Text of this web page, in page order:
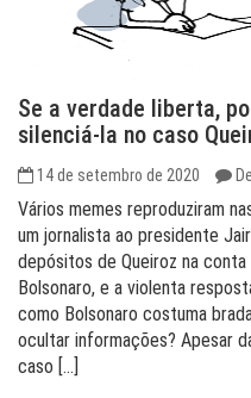
Se a verdade liberta,
silenciá-la no caso
14 de setembro de 2020
Vários memes reproduziram
um jornalista ao presidente
depósitos de Queiroz na
Bolsonaro, e a violenta
como Bolsonaro costuma
ocultar informações? Apesar
caso […]